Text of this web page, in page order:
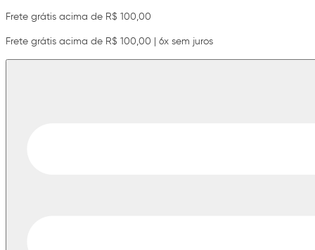
Frete grátis acima de R$ 100,00
Frete grátis acima de R$ 100,00 | 6x sem juros